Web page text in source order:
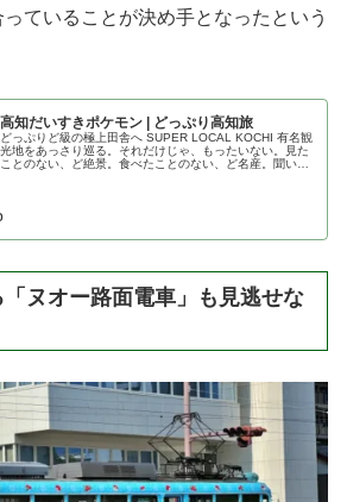
ていることが決め手となったという
高知だいすきポケモン | どっぷり高知旅
どっぷりど級の極上田舎へ SUPER LOCAL KOCHI 有名観
光地をあっさり巡る。それだけじゃ、もったいない。見た
ことのない、ど絶景。食べたことのない、ど名産。聞いた
ヌオー路面電車」も見逃せな